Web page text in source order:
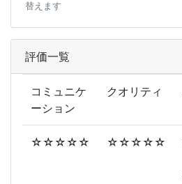
替えます
評価一覧
コミュニケ
ーション
クオリティ
☆☆☆☆☆ ☆☆☆☆☆